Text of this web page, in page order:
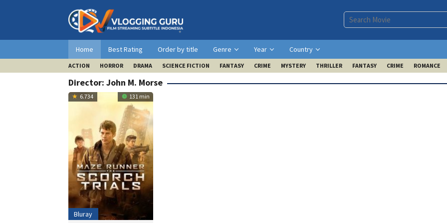
Home Best Rating Order by title Genre Year Country
ACTION HORROR DRAMA SCIENCE FICTION FANTASY CRIME MYSTERY THRILLER FANTASY CRIME ROMANCE
Director: John M. Morse
6.734 131 min
Bluray